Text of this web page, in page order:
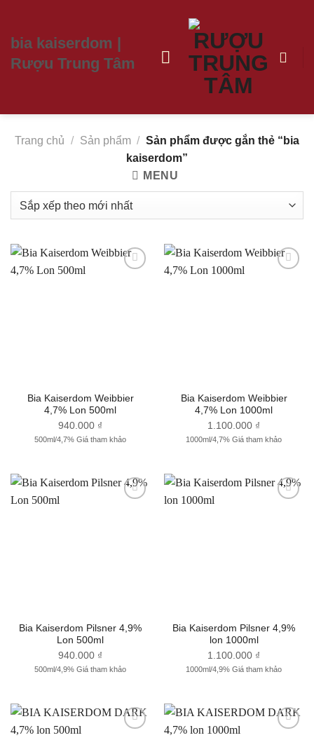
nội
dung
bia kaiserdom |
Rượu Trung Tâm
Trang chủ / Sản phẩm / Sản phẩm được gắn thẻ “bia
kaiserdom”
MENU
Bia Kaiserdom Weibbier
4,7% Lon 500ml
940.000 ₫
500ml/4,7% Giá tham khảo
Bia Kaiserdom Weibbier
4,7% Lon 1000ml
1.100.000 ₫
1000ml/4,7% Giá tham khảo
Bia Kaiserdom Pilsner 4,9%
Lon 500ml
940.000 ₫
500ml/4,9% Giá tham khảo
Bia Kaiserdom Pilsner 4,9%
lon 1000ml
1.100.000 ₫
1000ml/4,9% Giá tham khảo